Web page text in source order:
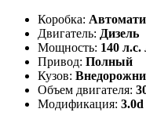
Коробка:
Двигатель: Дизель
Мощность: 140 л.с.
Привод: Полный
Кузов:
Объем двигателя:
Модификация: